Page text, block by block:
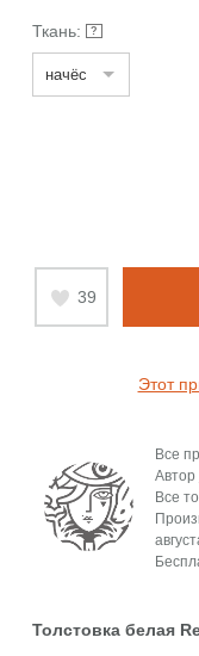
Ткань: ?
начёс
39
Этот
Все
Автор
Все
Толстовка белая